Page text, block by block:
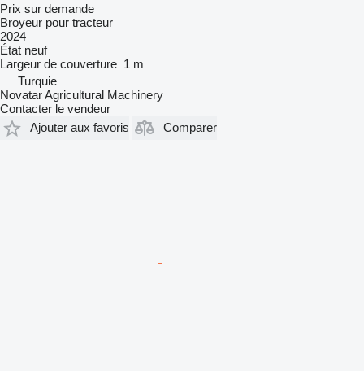
Prix sur demande
Broyeur pour tracteur
2024
État neuf
Largeur de couverture 1 m
Turquie
Novatar Agricultural Machinery
Contacter le vendeur
Ajouter aux favoris
Comparer